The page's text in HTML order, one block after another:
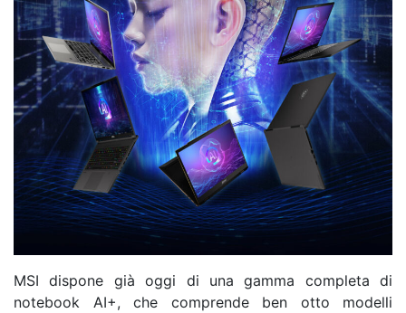
MSI dispone già oggi di una gamma completa di
notebook AI+, che comprende ben otto modelli